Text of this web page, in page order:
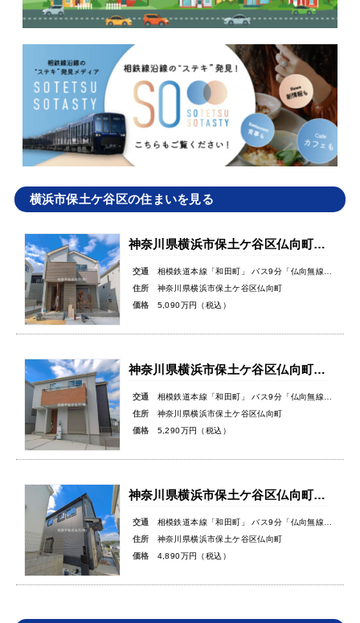
横浜市保土ケ谷区の住まいを見る
神奈川県横浜市保土ケ谷区仏向町新築戸建
交通
相模鉄道本線「和田町」 バス9分「仏向無線塔」バス停徒歩3分
住所
神奈川県横浜市保土ケ谷区仏向町
価格
5,090万円（税込）
神奈川県横浜市保土ケ谷区仏向町新築戸建
交通
相模鉄道本線「和田町」 バス9分「仏向無線塔」バス停徒歩3分
住所
神奈川県横浜市保土ケ谷区仏向町
価格
5,290万円（税込）
神奈川県横浜市保土ケ谷区仏向町新築戸建
交通
相模鉄道本線「和田町」 バス9分「仏向無線塔」バス停徒歩3分
住所
神奈川県横浜市保土ケ谷区仏向町
価格
4,890万円（税込）